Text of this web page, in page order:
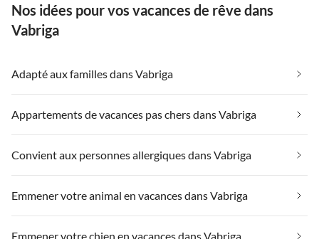
Nos idées pour vos vacances de rêve dans
Vabriga
Adapté aux familles dans Vabriga
Appartements de vacances pas chers dans Vabriga
Convient aux personnes allergiques dans Vabriga
Emmener votre animal en vacances dans Vabriga
Emmener votre chien en vacances dans Vabriga